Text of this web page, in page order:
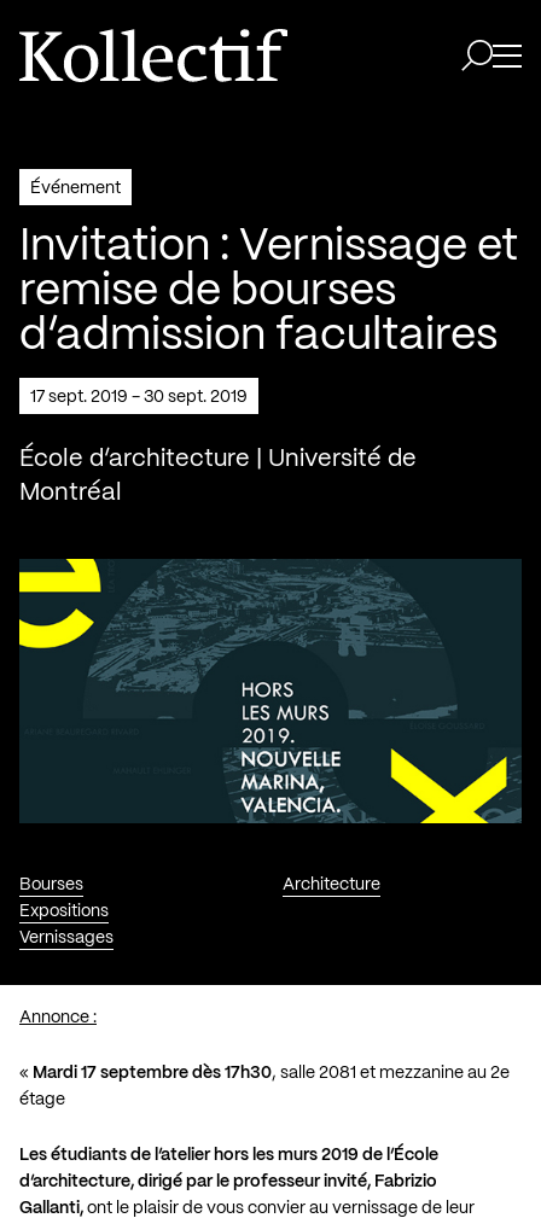
Aller à la page d'accueil
Logo Kollectif
Événement
Invitation : Vernissage et
remise de bourses
d’admission facultaires
17 sept. 2019 - 30 sept. 2019
École d’architecture | Université de
Montréal
Bourses
Expositions
Vernissages
Architecture
Annonce :
« Mardi 17 septembre dès 17h30, salle 2081 et mezzanine au 2e
étage
Les étudiants de l’atelier hors les murs 2019 de l’École
d’architecture, dirigé par le professeur invité, Fabrizio
Gallanti, ont le plaisir de vous convier au vernissage de leur